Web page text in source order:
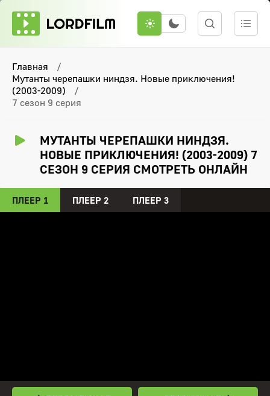
Главная
Мутанты черепашки ниндзя. Новые приключения!
(2003-2009)
7 сезон 9 серия
МУТАНТЫ ЧЕРЕПАШКИ НИНДЗЯ.
НОВЫЕ ПРИКЛЮЧЕНИЯ! (2003-2009) 7
СЕЗОН 9 СЕРИЯ СМОТРЕТЬ ОНЛАЙН
ПЛЕЕР 1 ПЛЕЕР 2 ПЛЕЕР 3